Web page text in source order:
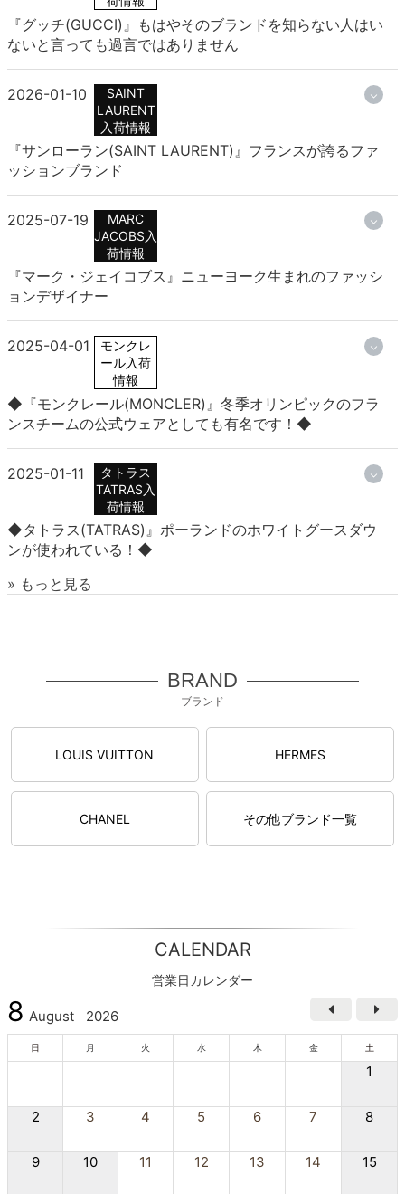
『グッチ(GUCCI)』もはやそのブランドを知らない人はい
ないと言っても過言ではありません
2026-01-10
SAINT
LAURENT
入荷情報
『サンローラン(SAINT LAURENT)』フランスが誇るファ
ッションブランド
2025-07-19
MARC
JACOBS入
荷情報
『マーク・ジェイコブス』ニューヨーク生まれのファッシ
ョンデザイナー
2025-04-01
モンクレ
ール入荷
情報
◆『モンクレール(MONCLER)』冬季オリンピックのフラ
ンスチームの公式ウェアとしても有名です！◆
2025-01-11
タトラス
TATRAS入
荷情報
◆タトラス(TATRAS)』ポーランドのホワイトグースダウ
ンが使われている！◆
» もっと見る
BRAND
ブランド
LOUIS VUITTON HERMES
CHANEL その他ブランド一覧
CALENDAR
営業日カレンダー
8 August 2026
日 月 火 水 木 金 土
1
2 3 4 5 6 7 8
9 10 11 12 13 14 15